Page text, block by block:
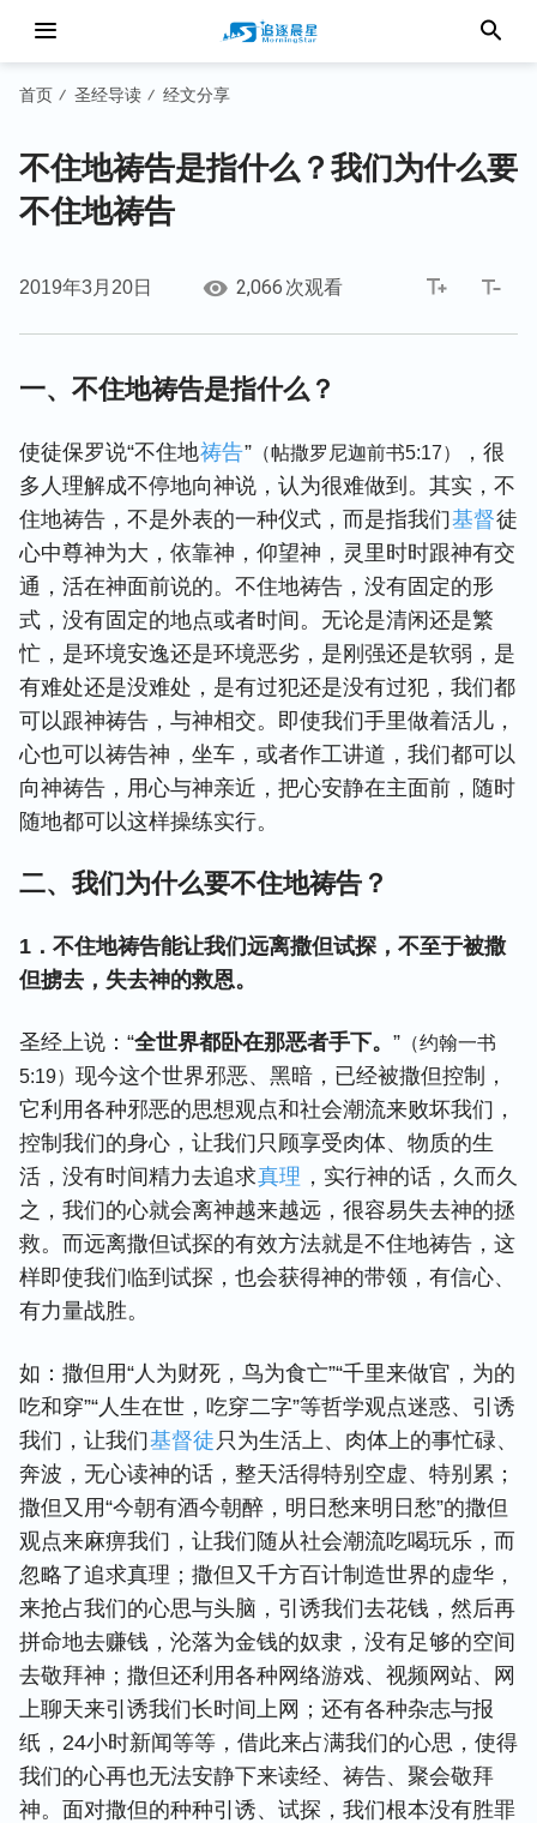
首页 / 圣经导读 / 经文分享
不住地祷告是指什么？我们为什么要
不住地祷告
2019年3月20日 2,066 次观看
一、不住地祷告是指什么？
使徒保罗说“不住地祷告” （帖撒罗尼迦前书5:17）
，很
多人理解成不停地向神说，认为很难做到。其实，不
住地祷告，不是外表的一种仪式，而是指我们基督徒
心中尊神为大，依靠神，仰望神，灵里时时跟神有交
通，活在神面前说的。不住地祷告，没有固定的形
式，没有固定的地点或者时间。无论是清闲还是繁
忙，是环境安逸还是环境恶劣，是刚强还是软弱，是
有难处还是没难处，是有过犯还是没有过犯，我们都
可以跟神祷告，与神相交。即使我们手里做着活儿，
心也可以祷告神，坐车，或者作工讲道，我们都可以
向神祷告，用心与神亲近，把心安静在主面前，随时
随地都可以这样操练实行。
二、我们为什么要不住地祷告？
1 ． 不住地祷告能让我们远离撒但试探，不至于被撒
但掳去，失去神的救恩。
圣经上说：“全世界都卧在那恶者手下。 ” （约翰一书
5:19） 现今这个世界邪恶、黑暗，已经被撒但控制，
它利用各种邪恶的思想观点和社会潮流来败坏我们，
控制我们的身心，让我们只顾享受肉体、物质的生
活，没有时间精力去追求真理 ，实行神的话，久而久
之，我们的心就会离神越来越远，很容易失去神的拯
救。而远离撒但试探的有效方法就是不住地祷告，这
样即使我们临到试探，也会获得神的带领，有信心、
有力量战胜。
如：撒但用“人为财死，鸟为食亡”“千里来做官，为的
吃和穿”“人生在世，吃穿二字”等哲学观点迷惑、引诱
我们，让我们基督徒 只为生活上、肉体上的事忙碌、
奔波，无心读神的话，整天活得特别空虚、特别累；
撒但又用“今朝有酒今朝醉，明日愁来明日愁”的撒但
观点来麻痹我们，让我们随从社会潮流吃喝玩乐，而
忽略了追求真理；撒但又千方百计制造世界的虚华，
来抢占我们的心思与头脑，引诱我们去花钱，然后再
拼命地去赚钱，沦落为金钱的奴隶，没有足够的空间
去敬拜神；撒但还利用各种网络游戏、视频网站、网
上聊天来引诱我们长时间上网；还有各种杂志与报
纸，24小时新闻等等，借此来占满我们的心思，使得
我们的心再也无法安静下来读经、祷告、聚会敬拜
神。面对撒但的种种引诱、试探，我们根本没有胜罪